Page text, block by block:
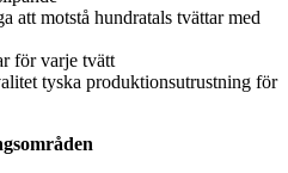
att motstå hundratals tvättar med
för varje tvätt
tyska produktionsutrustning för